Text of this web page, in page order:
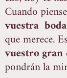
Cuando
vuestra boda
que merece. Es
vuestro
pondrán la